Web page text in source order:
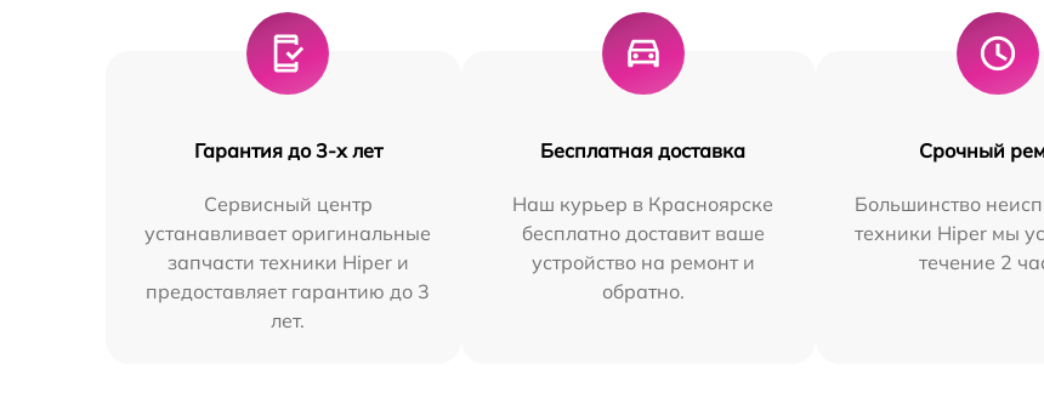
Гарантия до 3-х лет
Сервисный центр
устанавливает оригинальные
запчасти техники Hiper и
предоставляет гарантию до 3
лет.
Бесплатная доставка
Наш курьер в Красноярске
бесплатно доставит ваше
устройство на ремонт и
обратно.
Срочный
Большинство
техники Hiper мы
течение 2